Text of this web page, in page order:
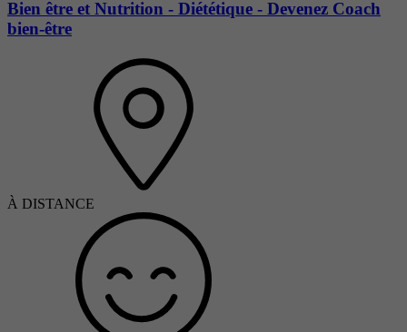
Bien être et Nutrition - Diététique - Devenez Coach
bien-être
À DISTANCE